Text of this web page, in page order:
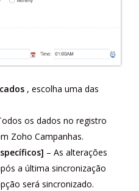
, escolha uma das
os dados no registro
Zoho Campanhas.
– As alterações
a última sincronização
será sincronizado.